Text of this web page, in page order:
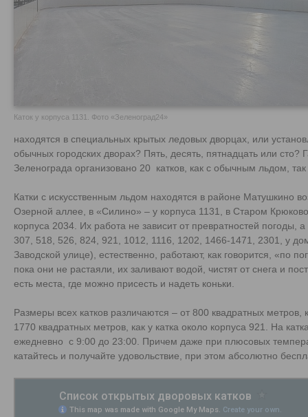
Каток у корпуса 1131. Фото «Зеленоград24»
находятся в специальных крытых ледовых дворцах, или
обычных городских дворах? Пять, десять, пятнадцать или сто?
Зеленограда организовано 20 катков, как с обычным льдом,
Катки с искусственным льдом находятся в районе Матушкино
Озерной аллее, в «Силино» – у корпуса 1131, в Старом
корпуса 2034. Их работа не зависит от превратностей погоды,
307, 518, 526, 824, 921, 1012, 1116, 1202, 1466-1471, 2301, у
Заводской улице), естественно, работают, как говорится, «по
пока они не растаяли, их заливают водой, чистят от снега и
есть места, где можно присесть и надеть коньки.
Размеры всех катков различаются – от 800 квадратных метров,
1770 квадратных метров, как у катка около корпуса 921. На
ежедневно с 9:00 до 23:00. Причем даже при плюсовых
катайтесь и получайте удовольствие, при этом абсолютно